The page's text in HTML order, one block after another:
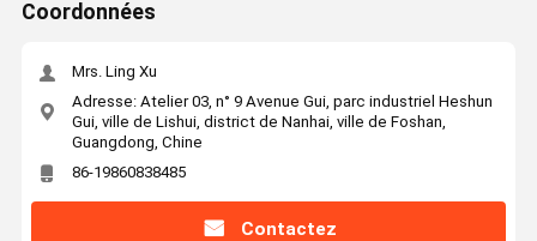
Coordonnées
Mrs. Ling Xu
Adresse: Atelier 03, n° 9 Avenue Gui, parc industriel Heshun
Gui, ville de Lishui, district de Nanhai, ville de Foshan,
Guangdong, Chine
86-19860838485
Contactez